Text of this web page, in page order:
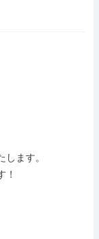
ます。
！